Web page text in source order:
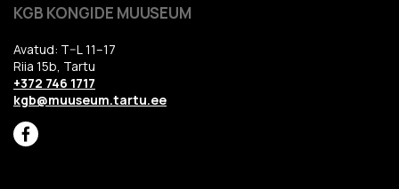
KGB KONGIDE MUUSEUM
Avatud: T–L 11–17
Riia 15b, Tartu
+372 746 1717
kgb@muuseum.tartu.ee